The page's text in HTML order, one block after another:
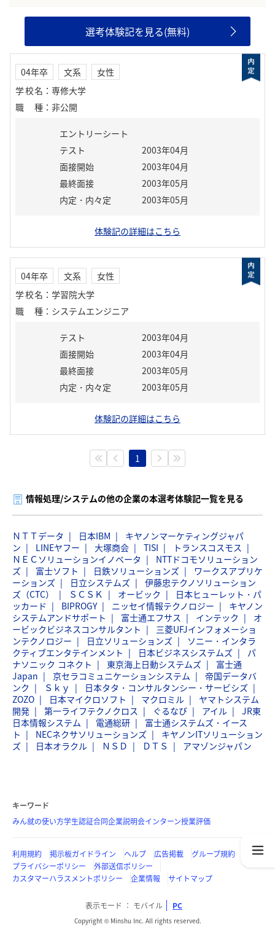
選考体験記を見る(無料)
04年卒 文系
女性
学校名 ： 専修大学
職種 ： 非公開
エントリーシート
テスト
2003年04月
面接開始
2003年04月
最終面接
2003年05月
内定・内々定
2003年05月
体験記の詳細はこちら
04年卒 文系
女性
学校名 ： 学習院大学
職種 ： システムエンジニア
テスト
2003年04月
面接開始
2003年04月
最終面接
2003年05月
内定・内々定
2003年05月
体験記の詳細はこちら
1
情報処理/システムの他の企業の本選考体験記一覧を見る
ＮＴＴデータ 日本IBM
キヤノンマーケティングジャパ
ン
LINEヤフー 大塚商会 TISI
トランスコスモス
ＮＥＣソリューションイノベータ
NTTドコモソリューション
ズ
富士ソフト 日鉄ソリューションズ
ワークスアプリケ
ーションズ
日立システムズ
伊藤忠テクノソリューション
ズ（CTC）
ＳＣＳＫ オービック
日本ヒューレット・パ
ッカード
BIPROGY ニッセイ情報テクノロジー
キヤノン
システムアンドサポート
富士通エフサス インテック
オ
ービックビジネスコンサルタント
三菱UFJインフォメーショ
ンテクノロジー
日立ソリューションズ
ソニー・インタラ
クティブエンタテインメント
日本ビジネスシステムズ
パ
ナソニック コネクト
東京海上日動システムズ
富士通
Japan
京セラコミュニケーションシステム
帝国データバ
ンク
Ｓｋｙ
日本タタ・コンサルタンシー・サービシズ
ZOZO
日本マイクロソフト マクロミル
ヤマトシステム
開発
第一ライフテクノクロス ぐるなび アイル
JR東
日本情報システム
電通総研
富士通システムズ・イース
ト
NECネクサソリューションズ
キヤノンITソリューション
ズ
日本オラクル ＮＳＤ ＤＴＳ アマゾンジャパン
キーワード
みん就の使い方学生認証合同企業説明会インターン授業評価
利用規約 掲示板ガイドライン ヘルプ 広告掲載
グループ規約
プライバシーポリシー
外部送信ポリシー
カスタマーハラスメントポリシー
企業情報 サイトマップ
表示モード モバイル PC
Copyright © Minshu Inc. All rights reserved.